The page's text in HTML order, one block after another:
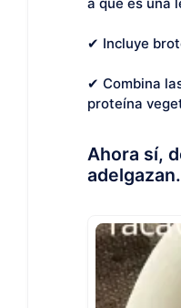
a que es una
✔ Incluye
✔ Combina
proteína
Ahora sí,